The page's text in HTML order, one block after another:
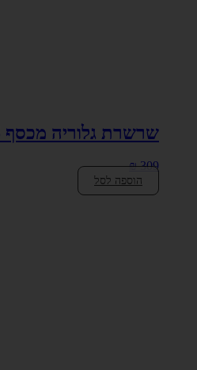
שרשרת גלוריה מכסף 925
₪309
הוספה לסל